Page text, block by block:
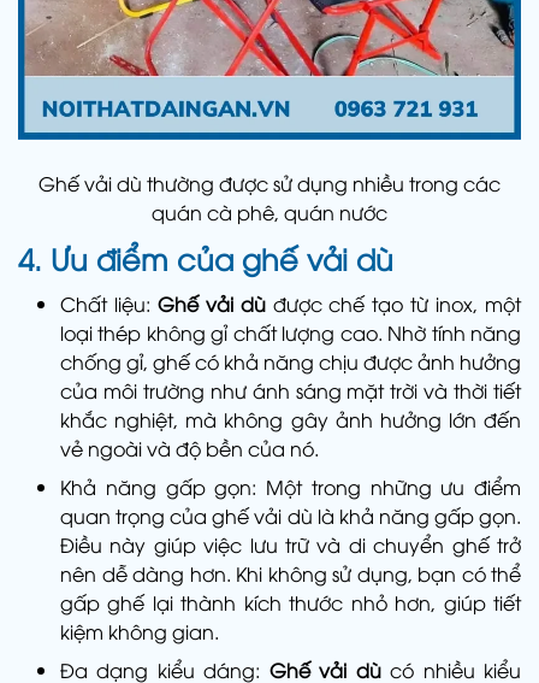
Ghế vải dù thường được sử dụng nhiều trong các
quán cà phê, quán nước
4. Ưu điểm của ghế vải dù
Chất liệu: Ghế vải dùđược chế tạo từ inox, một
loại thép không gỉ chất lượng cao. Nhờ tính năng
chống gỉ, ghế có khả năng chịu được ảnh hưởng
của môi trường như ánh sáng mặt trời và thời tiết
khắc nghiệt, mà không gây ảnh hưởng lớn đến
vẻ ngoài và độ bền của nó.
Khả năng gấp gọn: Một trong những ưu điểm
quan trọng của ghế vải dù là khả năng gấp gọn.
Điều này giúp việc lưu trữ và di chuyển ghế trở
nên dễ dàng hơn. Khi không sử dụng, bạn có thể
gấp ghế lại thành kích thước nhỏ hơn, giúp tiết
kiệm không gian.
Đa dạng kiểu dáng: Ghế vải dùcó nhiều kiểu